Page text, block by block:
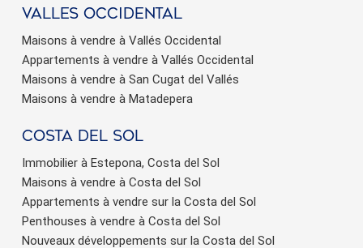
valles occidental
Maisons à vendre à Vallés Occidental
Appartements à vendre à Vallés Occidental
Maisons à vendre à San Cugat del Vallés
Maisons à vendre à Matadepera
Costa del sol
Immobilier à Estepona, Costa del Sol
Maisons à vendre à Costa del Sol
Appartements à vendre sur la Costa del Sol
Penthouses à vendre à Costa del Sol
Nouveaux développements sur la Costa del Sol